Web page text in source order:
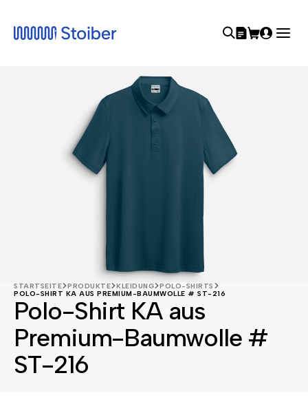
STARTSEITE PRODUKTE KLEIDUNG
POLO-SHIRTS
POLO-SHIRT KA AUS PREMIUM-BAUMWOLLE # ST-216
Polo-Shirt KA aus
Premium-Baumwolle #
ST-216